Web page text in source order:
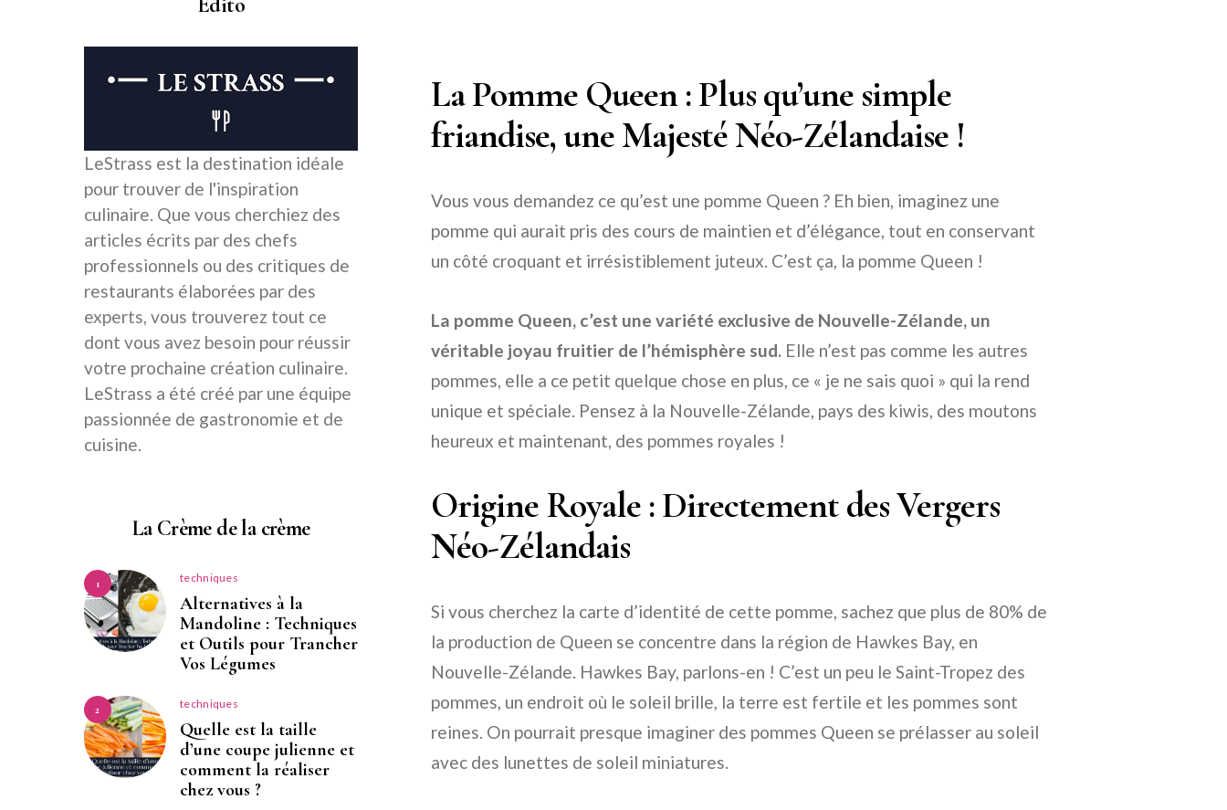
La Pomme Queen : Plus qu’une simple
friandise, une Majesté Néo-Zélandaise !
Vous vous demandez ce qu’est une pomme Queen ? Eh bien, imaginez une
pomme qui aurait pris des cours de maintien et d’élégance, tout en conservant
un côté croquant et irrésistiblement juteux. C’est ça, la pomme Queen !
La pomme Queen, c’est une variété exclusive de Nouvelle-Zélande, un
véritable joyau fruitier de l’hémisphère sud. Elle n’est pas comme les autres
pommes, elle a ce petit quelque chose en plus, ce « je ne sais quoi » qui la rend
unique et spéciale. Pensez à la Nouvelle-Zélande, pays des kiwis, des moutons
heureux et maintenant, des pommes royales !
Origine Royale : Directement des Vergers
Néo-Zélandais
Si vous cherchez la carte d’identité de cette pomme, sachez que plus de 80% de
la production de Queen se concentre dans la région de Hawkes Bay, en
Nouvelle-Zélande. Hawkes Bay, parlons-en ! C’est un peu le Saint-Tropez des
pommes, un endroit où le soleil brille, la terre est fertile et les pommes sont
reines. On pourrait presque imaginer des pommes Queen se prélasser au soleil
avec des lunettes de soleil miniatures.
LeStrass est la destination idéale
pour trouver de l'inspiration
culinaire. Que vous cherchiez des
articles écrits par des chefs
professionnels ou des critiques de
restaurants élaborées par des
experts, vous trouverez tout ce
dont vous avez besoin pour réussir
votre prochaine création culinaire.
LeStrass a été créé par une équipe
passionnée de gastronomie et de
cuisine.
La Crème de la crème
1 techniques
Alternatives à la
Mandoline : Techniques
et Outils pour Trancher
Vos Légumes
2 techniques
Quelle est la taille
d’une coupe julienne et
comment la réaliser
chez vous ?